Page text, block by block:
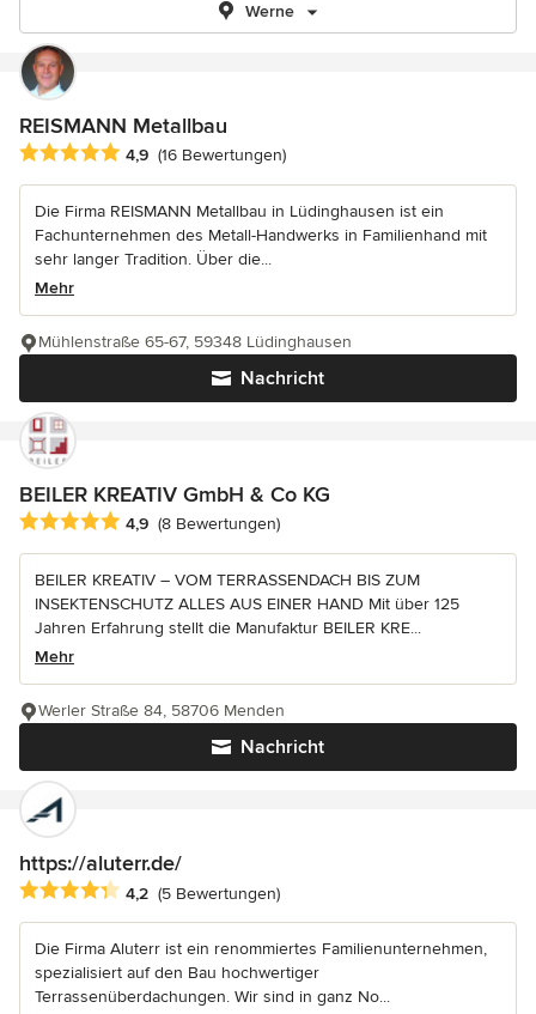
Werne
REISMANN Metallbau
Durchschnittliche Bewertung: 4.9 von 5 Sternen
4,9 (16 Bewertungen)
Die Firma REISMANN Metallbau in Lüdinghausen ist ein
Fachunternehmen des Metall-Handwerks in Familienhand mit
sehr langer Tradition. Über die...
Mehr
Nachricht
Mühlenstraße 65-67, 59348 Lüdinghausen
BEILER KREATIV GmbH & Co KG
Durchschnittliche Bewertung: 4.9 von 5 Sternen
4,9 (8 Bewertungen)
BEILER KREATIV – VOM TERRASSENDACH BIS ZUM
INSEKTENSCHUTZ ALLES AUS EINER HAND Mit über 125
Jahren Erfahrung stellt die Manufaktur BEILER KRE...
Mehr
Nachricht
Werler Straße 84, 58706 Menden
https://aluterr.de/
Durchschnittliche Bewertung: 4.2 von 5 Sternen
4,2 (5 Bewertungen)
Die Firma Aluterr ist ein renommiertes Familienunternehmen,
spezialisiert auf den Bau hochwertiger
Terrassenüberdachungen. Wir sind in ganz No...